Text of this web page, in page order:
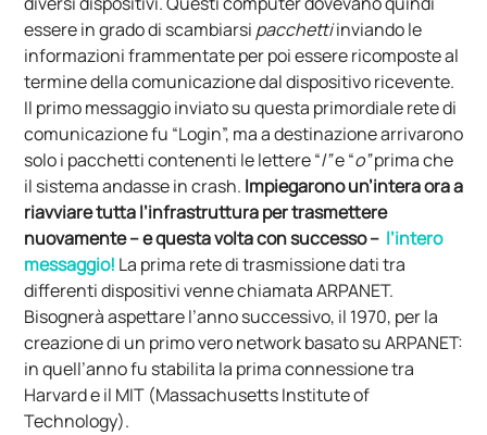
essere in grado di scambiarsi pacchettiinviando le
informazioni frammentate per poi essere ricomposte al
termine della comunicazione dal dispositivo ricevente.
Il primo messaggio inviato su questa primordiale rete di
comunicazione fu “Login”, ma a destinazione arrivarono
solo i pacchetti contenenti le lettere “l”e “o”prima che
il sistema andasse in crash. Impiegarono un’intera ora a
riavviare tutta l’infrastruttura per trasmettere
nuovamente – e questa volta con successo – l’intero
messaggio! La prima rete di trasmissione dati tra
differenti dispositivi venne chiamata ARPANET.
Bisognerà aspettare l’anno successivo, il 1970, per la
creazione di un primo vero network basato su ARPANET:
in quell’anno fu stabilita la prima connessione tra
Harvard e il MIT (Massachusetts Institute of
Technology).